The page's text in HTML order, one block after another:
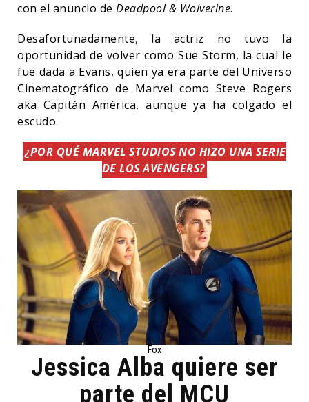
con el anuncio de Deadpool & Wolverine.
Desafortunadamente, la actriz no tuvo la
oportunidad de volver como Sue Storm, la cual le
fue dada a Evans, quien ya era parte del Universo
Cinematográfico de Marvel como Steve Rogers
aka Capitán América, aunque ya ha colgado el
escudo.
¿POR QUÉ MARVEL STUDIOS NO HIZO UNA SERIE
DE LOS AVENGERS?
Fox
Jessica Alba quiere ser
parte del MCU